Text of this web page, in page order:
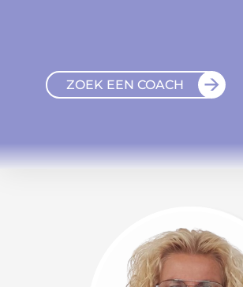
ZOEK EEN COACH